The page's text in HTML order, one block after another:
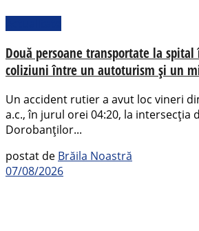
Două persoane transportate la
coliziuni între un autoturism și un
Un accident rutier a avut loc vineri
a.c., în jurul orei 04:20, la intersecția
Dorobanților...
postat de Brăila Noastră
07/08/2026